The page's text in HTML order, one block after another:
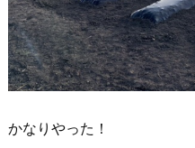
かなりやった！